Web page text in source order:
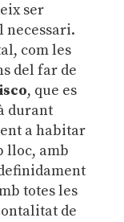
ser
necessari.
com les
del far de
, que es
durant
a habitar
lloc, amb
totes les
de